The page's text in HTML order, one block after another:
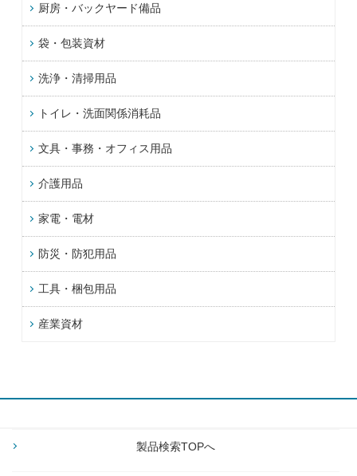
厨房・バックヤード備品
袋・包装資材
洗浄・清掃用品
トイレ・洗面関係消耗品
文具・事務・オフィス用品
介護用品
家電・電材
防災・防犯用品
工具・梱包用品
産業資材
製品検索TOPへ